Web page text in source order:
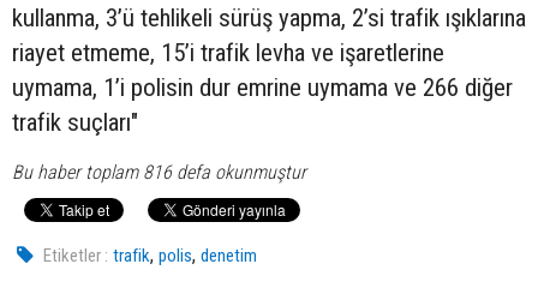
kullanma, 3’ü tehlikeli sürüş yapma, 2’si trafik ışıklarına
riayet etmeme, 15’i trafik levha ve işaretlerine
uymama, 1’i polisin dur emrine uymama ve 266 diğer
trafik suçları"
Bu haber toplam 816 defa okunmuştur
Etiketler : trafik,polis,denetim